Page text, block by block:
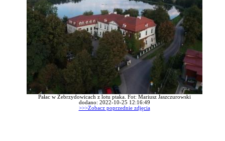
Pałac w Zebrzydowicach z lotu ptaka. Fot: Mariusz Jaszczurowski
dodano: 2022-10-25 12:16:49
>>>Zobacz poprzednie zdjęcia